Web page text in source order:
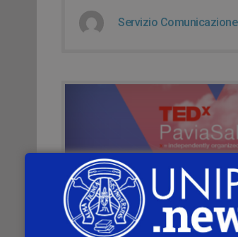
Servizio Comunicazione
5 years ago